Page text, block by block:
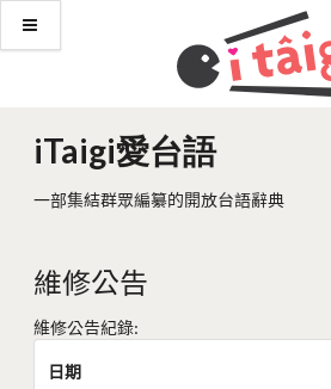
iTaigi愛台語
一部集結群眾編纂的開放台語辭典
維修公告
維修公告紀錄:
日期